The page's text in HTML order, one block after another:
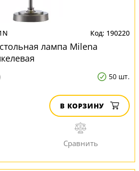
190220
лампа Milena
50 шт.
В КОРЗИНУ